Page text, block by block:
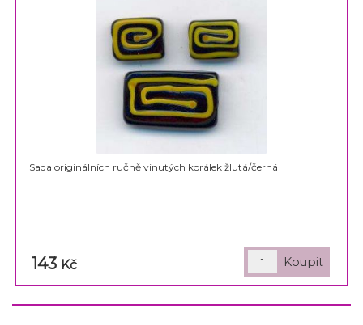
Sada originálních ručně vinutých korálek žlutá/černá
143 Kč